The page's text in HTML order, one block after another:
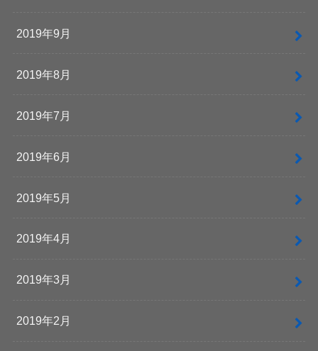
2019年9月
2019年8月
2019年7月
2019年6月
2019年5月
2019年4月
2019年3月
2019年2月